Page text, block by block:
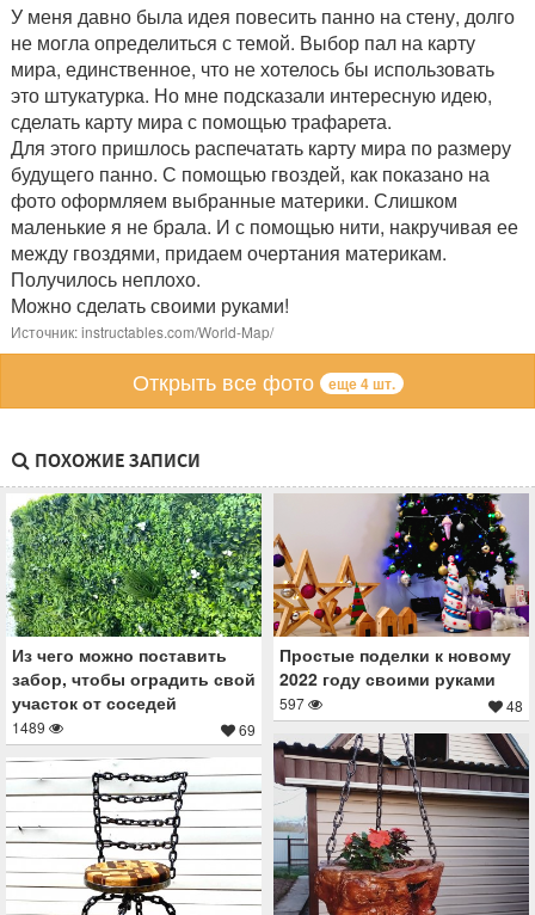
У меня давно была идея повесить панно на стену, долго
не могла определиться с темой. Выбор пал на карту
мира, единственное, что не хотелось бы использовать
это штукатурка. Но мне подсказали интересную идею,
сделать карту мира с помощью трафарета.
Для этого пришлось распечатать карту мира по размеру
будущего панно. С помощью гвоздей, как показано на
фото оформляем выбранные материки. Слишком
маленькие я не брала. И с помощью нити, накручивая ее
между гвоздями, придаем очертания материкам.
Получилось неплохо.
Можно сделать своими руками!
Источник: instructables.com/World-Map/
Открыть все фото еще 4 шт.
ПОХОЖИЕ ЗАПИСИ
Из чего можно поставить
забор, чтобы оградить свой
участок от соседей
1489 69
Простые поделки к новому
2022 году своими руками
597 48